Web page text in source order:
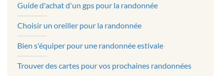
Guide d'achat d'un gps pour la randonnée
Choisir un oreiller pour la randonnée
Bien s'équiper pour une randonnée estivale
Trouver des cartes pour vos prochaines randonnées